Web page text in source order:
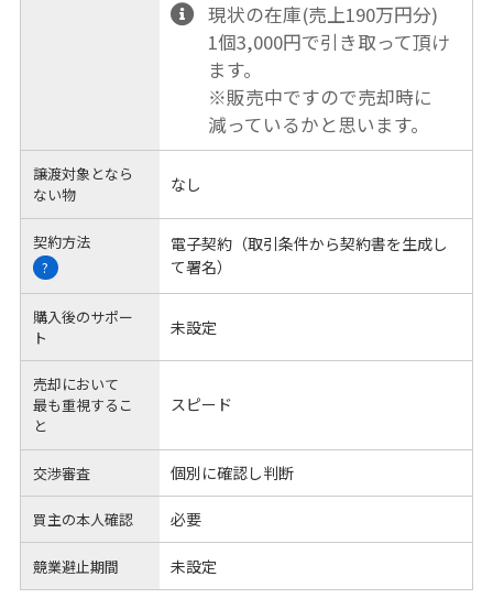
現状の在庫(売上190万円分)
1個3,000円で引き取って頂け
ます。
※販売中ですので売却時に
減っているかと思います。
譲渡対象となら
ない物
なし
契約方法
?
電子契約（取引条件から契約書を生成し
て署名）
購入後のサポー
ト
未設定
売却において
最も重視するこ
と
スピード
交渉審査 個別に確認し判断
買主の本人確認 必要
競業避止期間 未設定